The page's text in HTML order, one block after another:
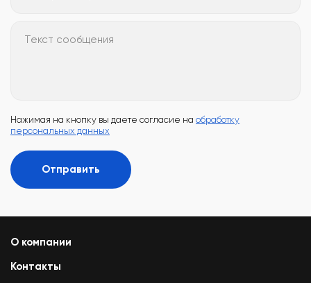
Текст сообщения
Нажимая на кнопку вы даете согласие на обработку
персональных данных
Отправить
О компании
Контакты